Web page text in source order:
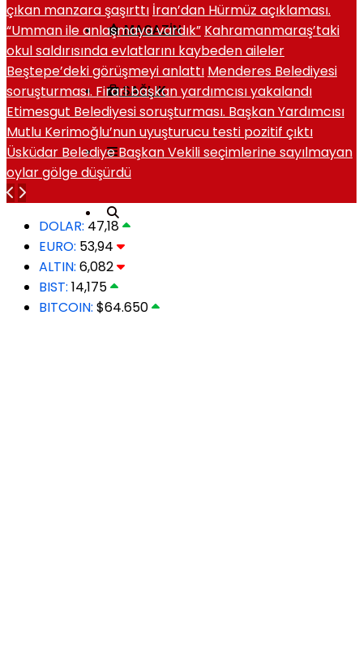
MAGAZIN
SAĞLIK
çıkan manzara şaşırttı İran’dan Hürmüz açıklaması.
“Umman ile anlaşmaya vardık” Kahramanmaraş’taki
okul saldırısında evlatlarını kaybeden aileler
Beştepe’deki görüşmeyi anlattı Menderes Belediyesi
soruşturması. Firari başkan yardımcısı yakalandı
Etimesgut Belediyesi soruşturması. Başkan Yardımcısı
Mutlu Kerimoğlu’nun uyuşturucu testi pozitif çıktı
Üsküdar Belediye Başkan Vekili seçimlerine sayılmayan
oylar gölge düşürdü
DOLAR: 47,18
EURO: 53,94
ALTIN: 6,082
BIST: 14,175
BITCOIN: $64.650